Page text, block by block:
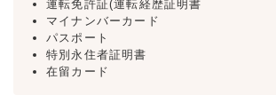
運転免許証(運転経歴証明書
マイナンバーカード
パスポート
特別永住者証明書
在留カード